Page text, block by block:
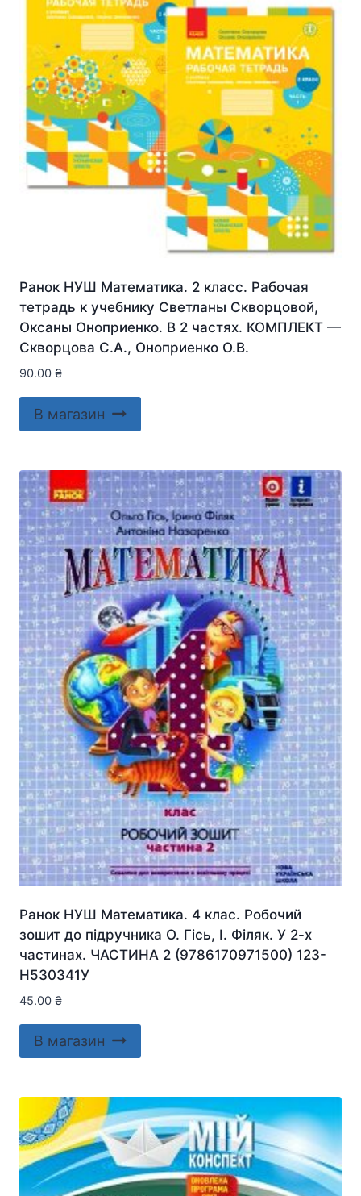
Ранок НУШ Математика. 2 класс. Рабочая
тетрадь к учебнику Светланы Скворцовой,
Оксаны Оноприенко. В 2 частях. КОМПЛЕКТ —
Скворцова С.А., Оноприенко О.В.
90.00 ₴
В магазин
Ранок НУШ Математика. 4 клас. Робочий
зошит до підручника О. Гісь, І. Філяк. У 2-х
частинах. ЧАСТИНА 2 (9786170971500) 123-
Н530341У
45.00 ₴
В магазин